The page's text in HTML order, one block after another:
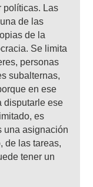
políticas. Las
de las
de la
Se limita
personas
subalternas,
en ese
disputarle ese
es
una asignación
de las tareas,
tener un